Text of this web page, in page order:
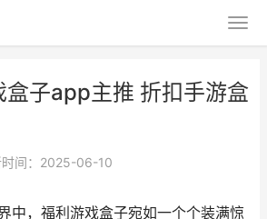
盒子app主推 折扣手游盒
时间：2025-06-10
中，福利游戏盒子宛如一个个装满惊